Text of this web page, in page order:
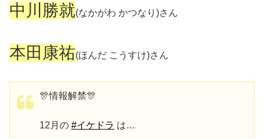
中川勝就(なかがわ かつなり)さん
本田康祐(ほんだ こうすけ)さん
🎊情報解禁🎊
12月の #イケドラ は…